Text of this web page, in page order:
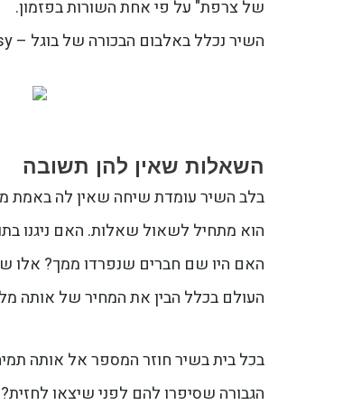
של צרפת" על פי אחת השורות בפזמון.
השיר נכלל באלבום הבכורה של בוגל – Now I'm Easy שיצא באותה שנה.
השאלות שאין להן תשובה
בלב השיר עומדת שיחה שאין לה באמת
הוא מתחיל לשאול שאלות. האם ניגנו
האם היו שם חברים שנפרדו ממך? אלו
העולם בכלל הבין את המחיר של אותה
בכל בית בשיר חוזר המספר אל אותה
הגבורה שסיפרו להם לפני שיצאו